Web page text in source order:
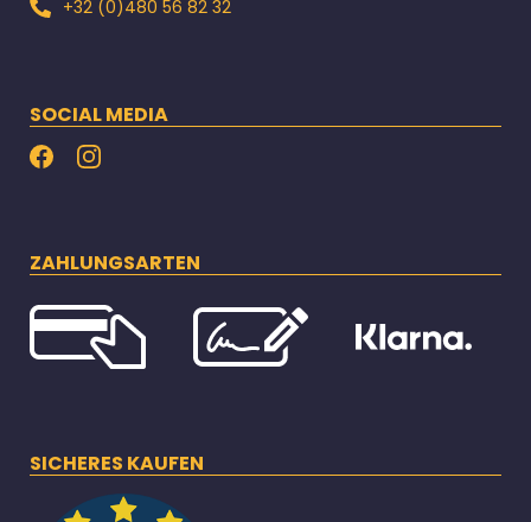
+32 (0)480 56 82 32
SOCIAL MEDIA
ZAHLUNGSARTEN
SICHERES KAUFEN